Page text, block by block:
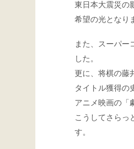
東日本大震災の
希望の光となり
また、スーパー
した。
更に、将棋の藤
タイトル獲得の
アニメ映画の「
こうしてさらっ
す。